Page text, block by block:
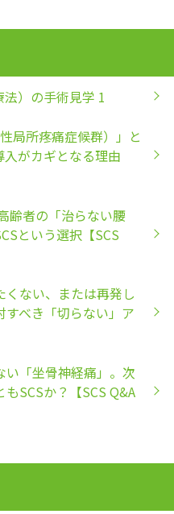
法）の手術見学 1
局所疼痛症候群）」と
がカギとなる理由
齢者の「治らない腰
という選択【SCS
くない、または再発し
べき「切らない」ア
い「坐骨神経痛」。次
SCSか？【SCS Q&A